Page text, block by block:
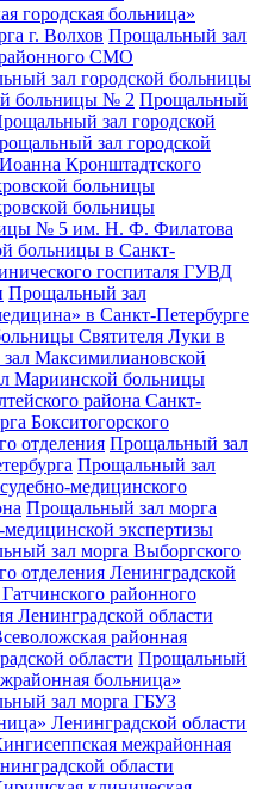
городская больница»
г. Волхов Прощальный зал
районного СМО
зал городской больницы
больницы № 2 Прощальный
зал городской
зал городской
Кронштадтского
больницы
больницы
№ 5 им. Н. Ф. Филатова
больницы в Санкт-
госпиталя ГУВД
Прощальный зал
в Санкт-Петербурге
Святителя Луки в
Максимилиановской
Мариинской больницы
района Санкт-
Бокситогорского
отделения Прощальный зал
Прощальный зал
медицинского
Прощальный зал морга
медицинской экспертизы
зал морга Выборгского
отделения Ленинградской
районного
Ленинградской области
районная
области Прощальный
больница»
зал морга ГБУЗ
Ленинградской области
межрайонная
области